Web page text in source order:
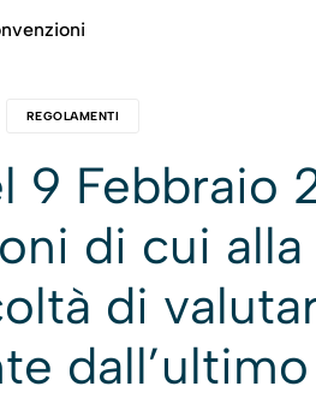
REGOLAMENTI
9 Febbraio
di cui
di